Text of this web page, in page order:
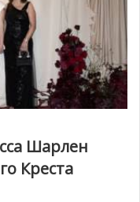
Шарлен
Креста